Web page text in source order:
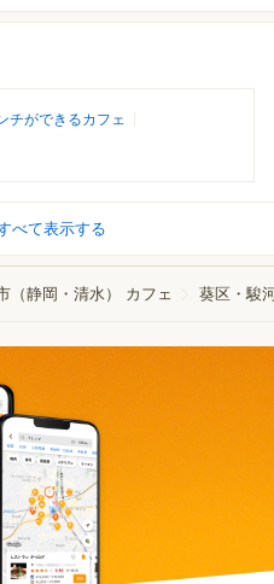
チができるカフェ
べて表示する
（静岡・清水） カフェ 葵区・駿